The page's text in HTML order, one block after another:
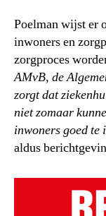
Poelman wijst er
inwoners en
zorgproces
AMvB, de
zorgt dat
niet zomaar
inwoners goed te
aldus